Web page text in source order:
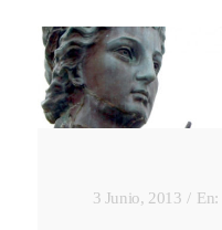
3 Junio, 2013 En: